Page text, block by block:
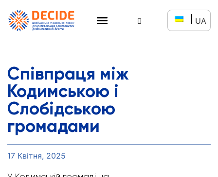
UA
Співпраця між
Кодимською і
Слобідською
громадами
17 Квітня, 2025